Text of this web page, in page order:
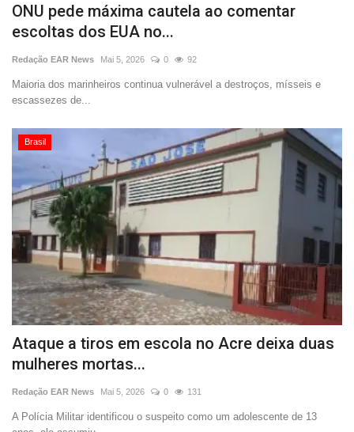
ONU pede máxima cautela ao comentar
escoltas dos EUA no...
Redação EAR News Mai 5, 2026 0 92
Maioria dos marinheiros continua vulnerável a destroços, mísseis e
escassezes de...
Brasil
Ataque a tiros em escola no Acre deixa duas
mulheres mortas...
Redação EAR News Mai 5, 2026 0 131
A Polícia Militar identificou o suspeito como um adolescente de 13